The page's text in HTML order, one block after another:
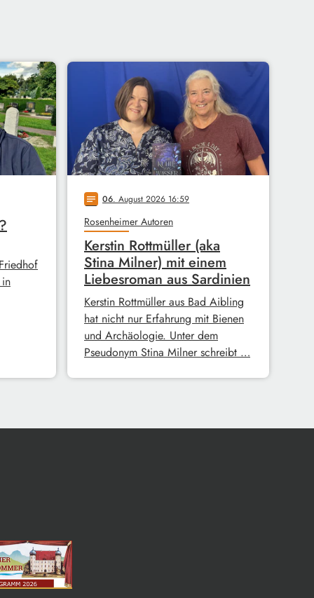
notes 06. August 2026 16:59
Rosenheimer Autoren
Kerstin Rottmüller (aka
Stina Milner) mit einem
Liebesroman aus Sardinien
Kerstin Rottmüller aus Bad Aibling
hat nicht nur Erfahrung mit Bienen
und Archäologie. Unter dem
Pseudonym Stina Milner schreibt …